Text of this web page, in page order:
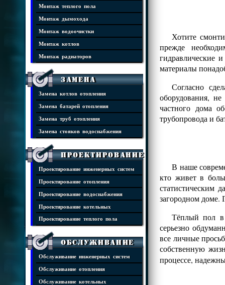
Монтаж теплого пола
Монтаж дымохода
Монтаж водоочистки
Монтаж котлов
Монтаж радиаторов
Замена
Замена котлов отопления
Замена батарей отопления
Замена труб отопления
Замена стояков водоснабжения
Проектирование
Проектирование инженерных систем
Проектирование отопления
Проектирование водоснабжения
Проектирование котельных
Проектирование теплого пола
Обслуживание
Обслуживание инженерных систем
Обслуживание отопления
Обслуживание котельных
Хотите
прежде
гидравлические
материалы
Согласно
оборудования,
частного дома
трубопровода и
В наше
кто живет в
статистическим
загородном доме.
Тёплый пол в
серьезно
все личные
собственную
процессе,